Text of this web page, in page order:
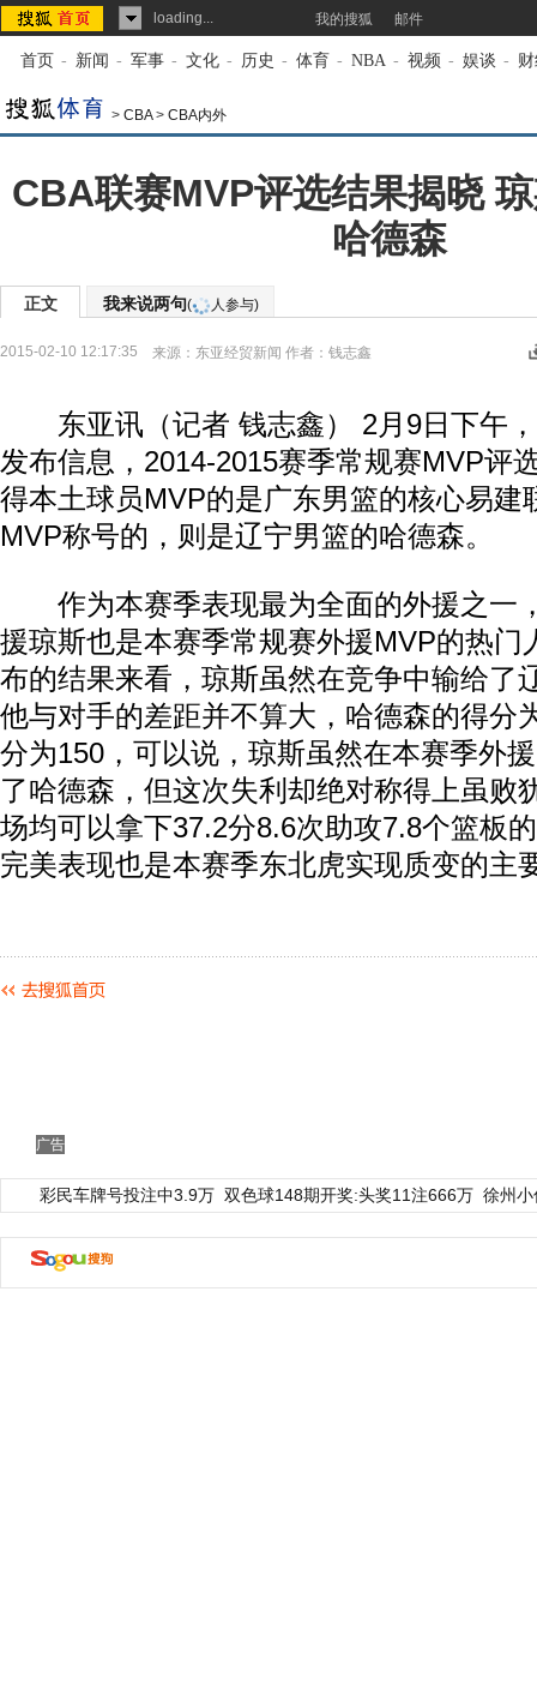
loading... 我的搜狐 邮件
首页 - 新闻 - 军事 - 文化 - 历史 - 体育 - NBA - 视频 - 娱谈 -
> CBA> CBA内外
CBA联赛MVP评选结果揭晓
哈德森
正文 我来说两句( 人参与)
2015-02-10 12:17:35 来源： 东亚经贸新闻 作者：钱志鑫
东亚讯（记者 钱志鑫） 2月9日下午，
发布信息，2014-2015赛季常规赛MVP评
得本土球员MVP的是广东男篮的核心易建
MVP称号的，则是辽宁男篮的哈德森。
作为本赛季表现最为全面的外援之一
援琼斯也是本赛季常规赛外援MVP的热门
布的结果来看，琼斯虽然在竞争中输给了
他与对手的差距并不算大，哈德森的得分
分为150，可以说，琼斯虽然在本赛季外
了哈德森，但这次失利却绝对称得上虽败
场均可以拿下37.2分8.6次助攻7.8个篮板
完美表现也是本赛季东北虎实现质变的主
广告
彩民车牌号投注中3.9万 双色球148期开奖:头奖11注666万 徐州